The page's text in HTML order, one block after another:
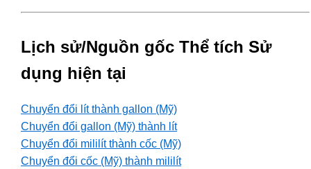
Lịch sử/Nguồn gốc Thể tích Sử
dụng hiện tại
Chuyển đổi lít thành gallon (Mỹ)
Chuyển đổi gallon (Mỹ) thành lít
Chuyển đổi mililít thành cốc (Mỹ)
Chuyển đổi cốc (Mỹ) thành mililít